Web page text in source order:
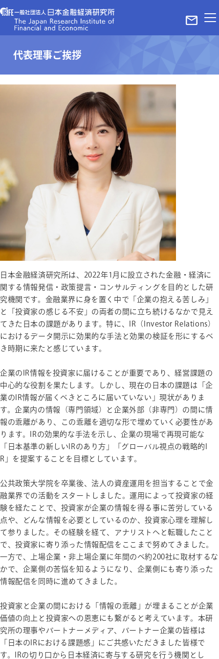
メディア掲載実績
当法人について
代表理事ご挨拶
理事・パートナー
組織概要
お問い合わせ
プライバシーポリシー＆サイトポリシー
©The Japan Research Institute of Finance and Economy in Tokyo
代表理事ご挨拶
日本金融経済研究所は、2022年1月に設立された金融・経済に
関する情報発信・政策提言・コンサルティングを目的とした研
究機関です。金融業界に身を置く中で「企業の抱える苦しみ」
と「投資家の感じる不安」の両者の間に立ち続けるなかで見え
てきた日本の課題があります。特に、IR（Investor Relations）
におけるデータ開示に効果的な手法と効果の検証を形にするべ
き時期に来たと感じています。
企業のIR情報を投資家に届けることが重要であり、経営課題の
中心的な役割を果たします。しかし、現在の日本の課題は「企
業のIR情報が届くべきところに届いていない」現状がありま
す。企業内の情報（専門領域）と企業外部（非専門）の間に情
報の乖離があり、この乖離を適切な形で埋めていく必要性があ
ります。IRの効果的な手法を示し、企業の現場で再現可能な
「日本基準の新しいIRのあり方」「グローバル視点の戦略的I
R」を提案することを目標としています。
公共政策大学院を卒業後、法人の資産運用を担当することで金
融業界での活動をスタートしました。運用によって投資家の経
験を経たことで、投資家が企業の情報を得る事に苦労している
点や、どんな情報を必要としているのか、投資家心理を理解し
て参りました。その経験を経て、アナリストへと転職したこと
で、投資家に寄り添った情報配信をここまで努めてきました。
一方で、上場企業・非上場企業に年間のべ約200社に取材するな
かで、企業側の苦悩を知るようになり、企業側にも寄り添った
情報配信を同時に進めてきました。
投資家と企業の間における「情報の乖離」が埋まることが企業
価値の向上と投資家への恩恵にも繋がると考えています。本研
究所の理事やパートナーメディア、パートナー企業の皆様は
「日本のIRにおける課題感」にご共感いただきました皆様で
す。IRの切り口から日本経済に寄与する研究を行う機関とし